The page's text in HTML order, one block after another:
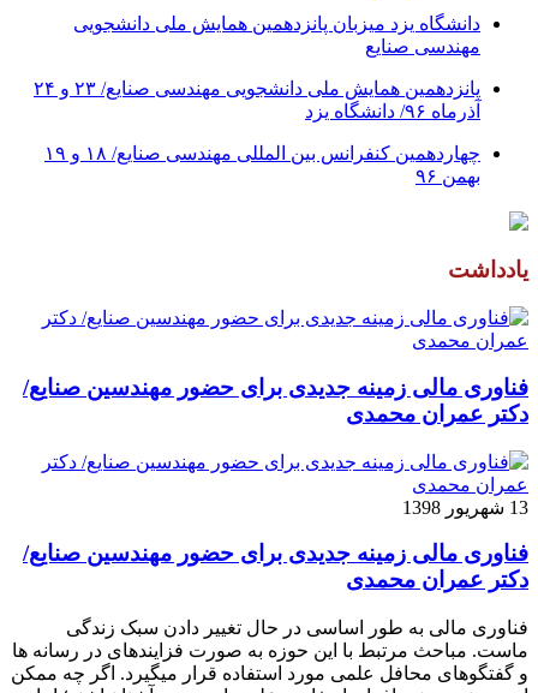
دانشگاه یزد میزبان پانزدهمین همایش ملی دانشجویی
مهندسی صنایع
پانزدهمین همایش ملی دانشجویی مهندسی صنایع/ ۲۳ و ۲۴
آذرماه ۹۶/ دانشگاه یزد
چهاردهمین کنفرانس بین المللی مهندسی صنایع/ ۱۸ و ۱۹
بهمن ۹۶
یادداشت
فناوری مالی زمینه جدیدی برای حضور مهندسین صنایع/
دکتر عمران محمدی
13 شهریور 1398
فناوری مالی زمینه جدیدی برای حضور مهندسین صنایع/
دکتر عمران محمدی
فناوری مالی به طور اساسی در حال تغییر دادن سبک زندگی
ماست. مباحث مرتبط با این حوزه به صورت فزاینده­ای در رسانه­ ها
و گفتگوهای محافل علمی مورد استفاده قرار می­گیرد. اگر چه ممکن